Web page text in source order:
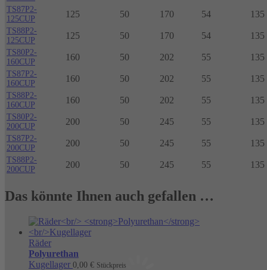
TS87P2-
125CUP
125 50 170 54
TS88P2-
125CUP
125 50 170 54
TS80P2-
160CUP
160 50 202 55
TS87P2-
160CUP
160 50 202 55
TS88P2-
160CUP
160 50 202 55
TS80P2-
200CUP
200 50 245 55
TS87P2-
200CUP
200 50 245 55
TS88P2-
200CUP
200 50 245 55
Das könnte Ihnen auch gefallen …
Räder
Polyurethan
Kugellager 0,00 € Stückpreis